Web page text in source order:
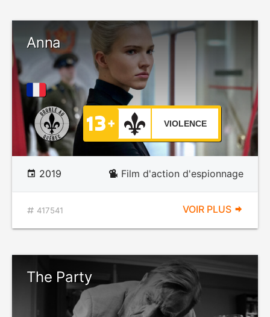
Anna
VIOLENCE
2019 Film d'action d'espionnage
417541 VOIR PLUS
The Party